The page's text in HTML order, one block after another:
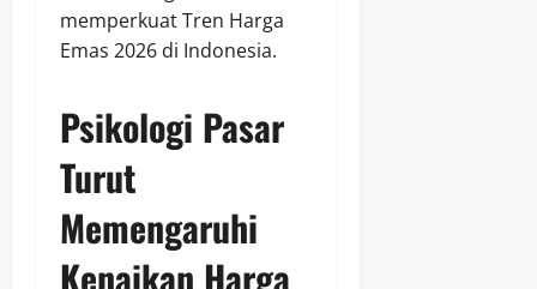
memperkuat Tren Harga
Emas 2026 di Indonesia.
Psikologi Pasar
Turut
Memengaruhi
Kenaikan Harga